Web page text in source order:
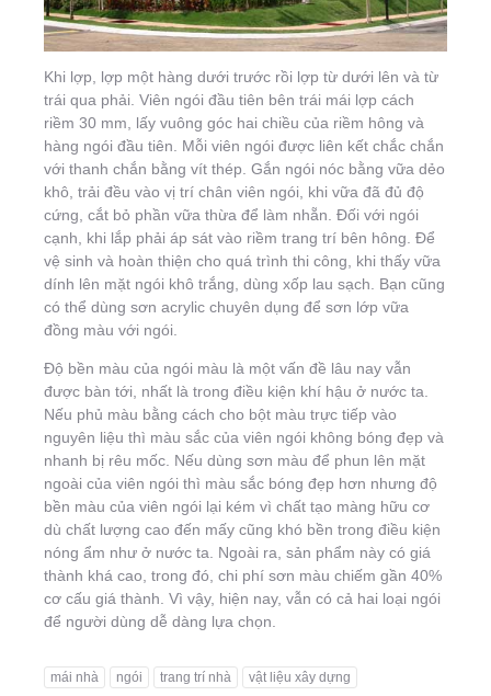
Khi lợp, lợp một hàng dưới trước rồi lợp từ dưới lên và từ
trái qua phải. Viên ngói đầu tiên bên trái mái lợp cách
riềm 30 mm, lấy vuông góc hai chiều của riềm hông và
hàng ngói đầu tiên. Mỗi viên ngói được liên kết chắc chắn
với thanh chắn bằng vít thép. Gắn ngói nóc bằng vữa dẻo
khô, trải đều vào vị trí chân viên ngói, khi vữa đã đủ độ
cứng, cắt bỏ phần vữa thừa để làm nhẵn. Đối với ngói
cạnh, khi lắp phải áp sát vào riềm trang trí bên hông. Để
vệ sinh và hoàn thiện cho quá trình thi công, khi thấy vữa
dính lên mặt ngói khô trắng, dùng xốp lau sạch. Bạn cũng
có thể dùng sơn acrylic chuyên dụng để sơn lớp vữa
đồng màu với ngói.
Độ bền màu của ngói màu là một vấn đề lâu nay vẫn
được bàn tới, nhất là trong điều kiện khí hậu ở nước ta.
Nếu phủ màu bằng cách cho bột màu trực tiếp vào
nguyên liệu thì màu sắc của viên ngói không bóng đẹp và
nhanh bị rêu mốc. Nếu dùng sơn màu để phun lên mặt
ngoài của viên ngói thì màu sắc bóng đẹp hơn nhưng độ
bền màu của viên ngói lại kém vì chất tạo màng hữu cơ
dù chất lượng cao đến mấy cũng khó bền trong điều kiện
nóng ẩm như ở nước ta. Ngoài ra, sản phẩm này có giá
thành khá cao, trong đó, chi phí sơn màu chiếm gần 40%
cơ cấu giá thành. Vì vậy, hiện nay, vẫn có cả hai loại ngói
để người dùng dễ dàng lựa chọn.
mái nhà ngói trang trí nhà vật liệu xây dựng